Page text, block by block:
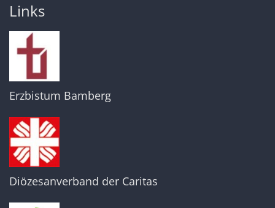
Links
Erzbistum Bamberg
Diözesanverband der Caritas